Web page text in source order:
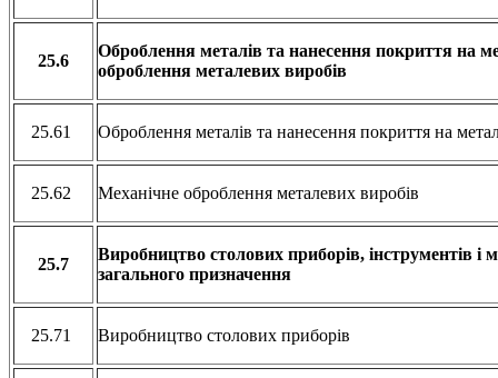
25.6
Оброблення металів та нанесення покриття на
оброблення металевих виробів
25.61 Оброблення металів та нанесення покриття на
25.62 Механічне оброблення металевих виробів
25.7
Виробництво столових приборів, інструментів і
загального призначення
25.71 Виробництво столових приборів